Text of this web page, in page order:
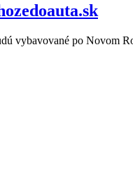
vybavované po Novom